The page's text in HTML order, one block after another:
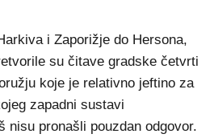
i Zaporižje do Hersona,
su čitave gradske četvrti
koje je relativno jeftino za
zapadni sustavi
nisu pronašli pouzdan odgovor.